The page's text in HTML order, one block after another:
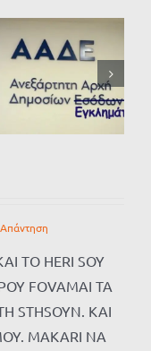
TO HERI SOY
FOVAMAI TA
STHSOYN. KAI
MAKARI NA